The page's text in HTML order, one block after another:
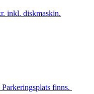
inkl. diskmaskin.
finns.